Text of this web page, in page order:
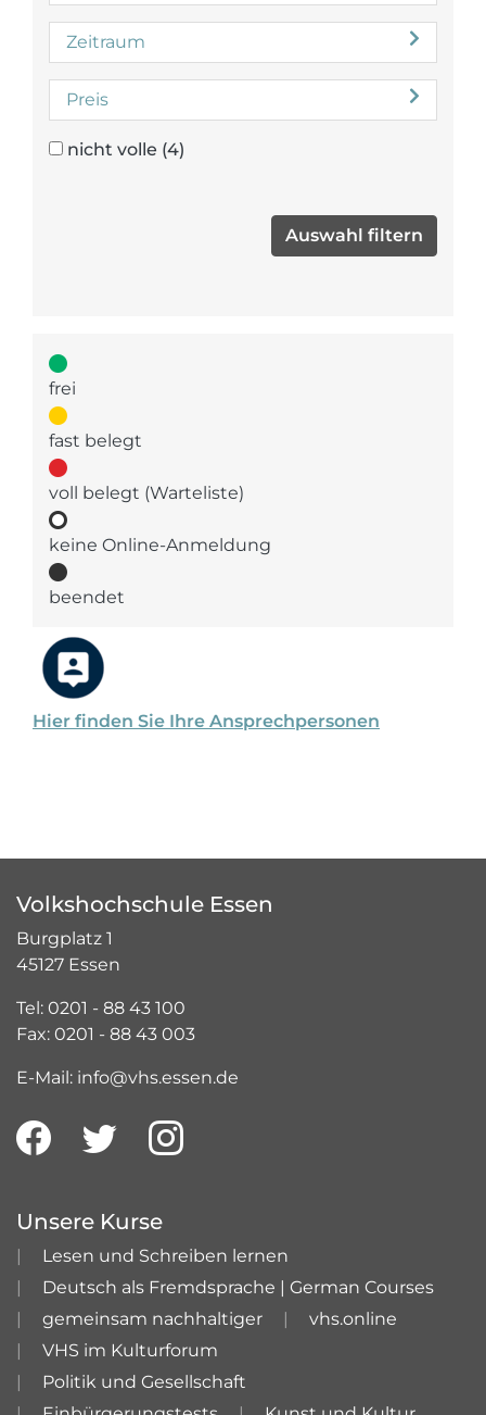
Hier finden Sie Ihre Ansprechpersonen
Zeitraum
Preis
nicht volle (4)
frei
fast belegt
voll belegt (Warteliste)
keine Online-Anmeldung
beendet
Volkshochschule Essen
Burgplatz 1
45127 Essen
Tel: 0201 - 88 43 100
Fax: 0201 - 88 43 003
E-Mail: info@vhs.essen.de
Unsere Kurse
Lesen und Schreiben lernen
Deutsch als Fremdsprache | German Courses
gemeinsam nachhaltiger
vhs.online
VHS im Kulturforum
Politik und Gesellschaft